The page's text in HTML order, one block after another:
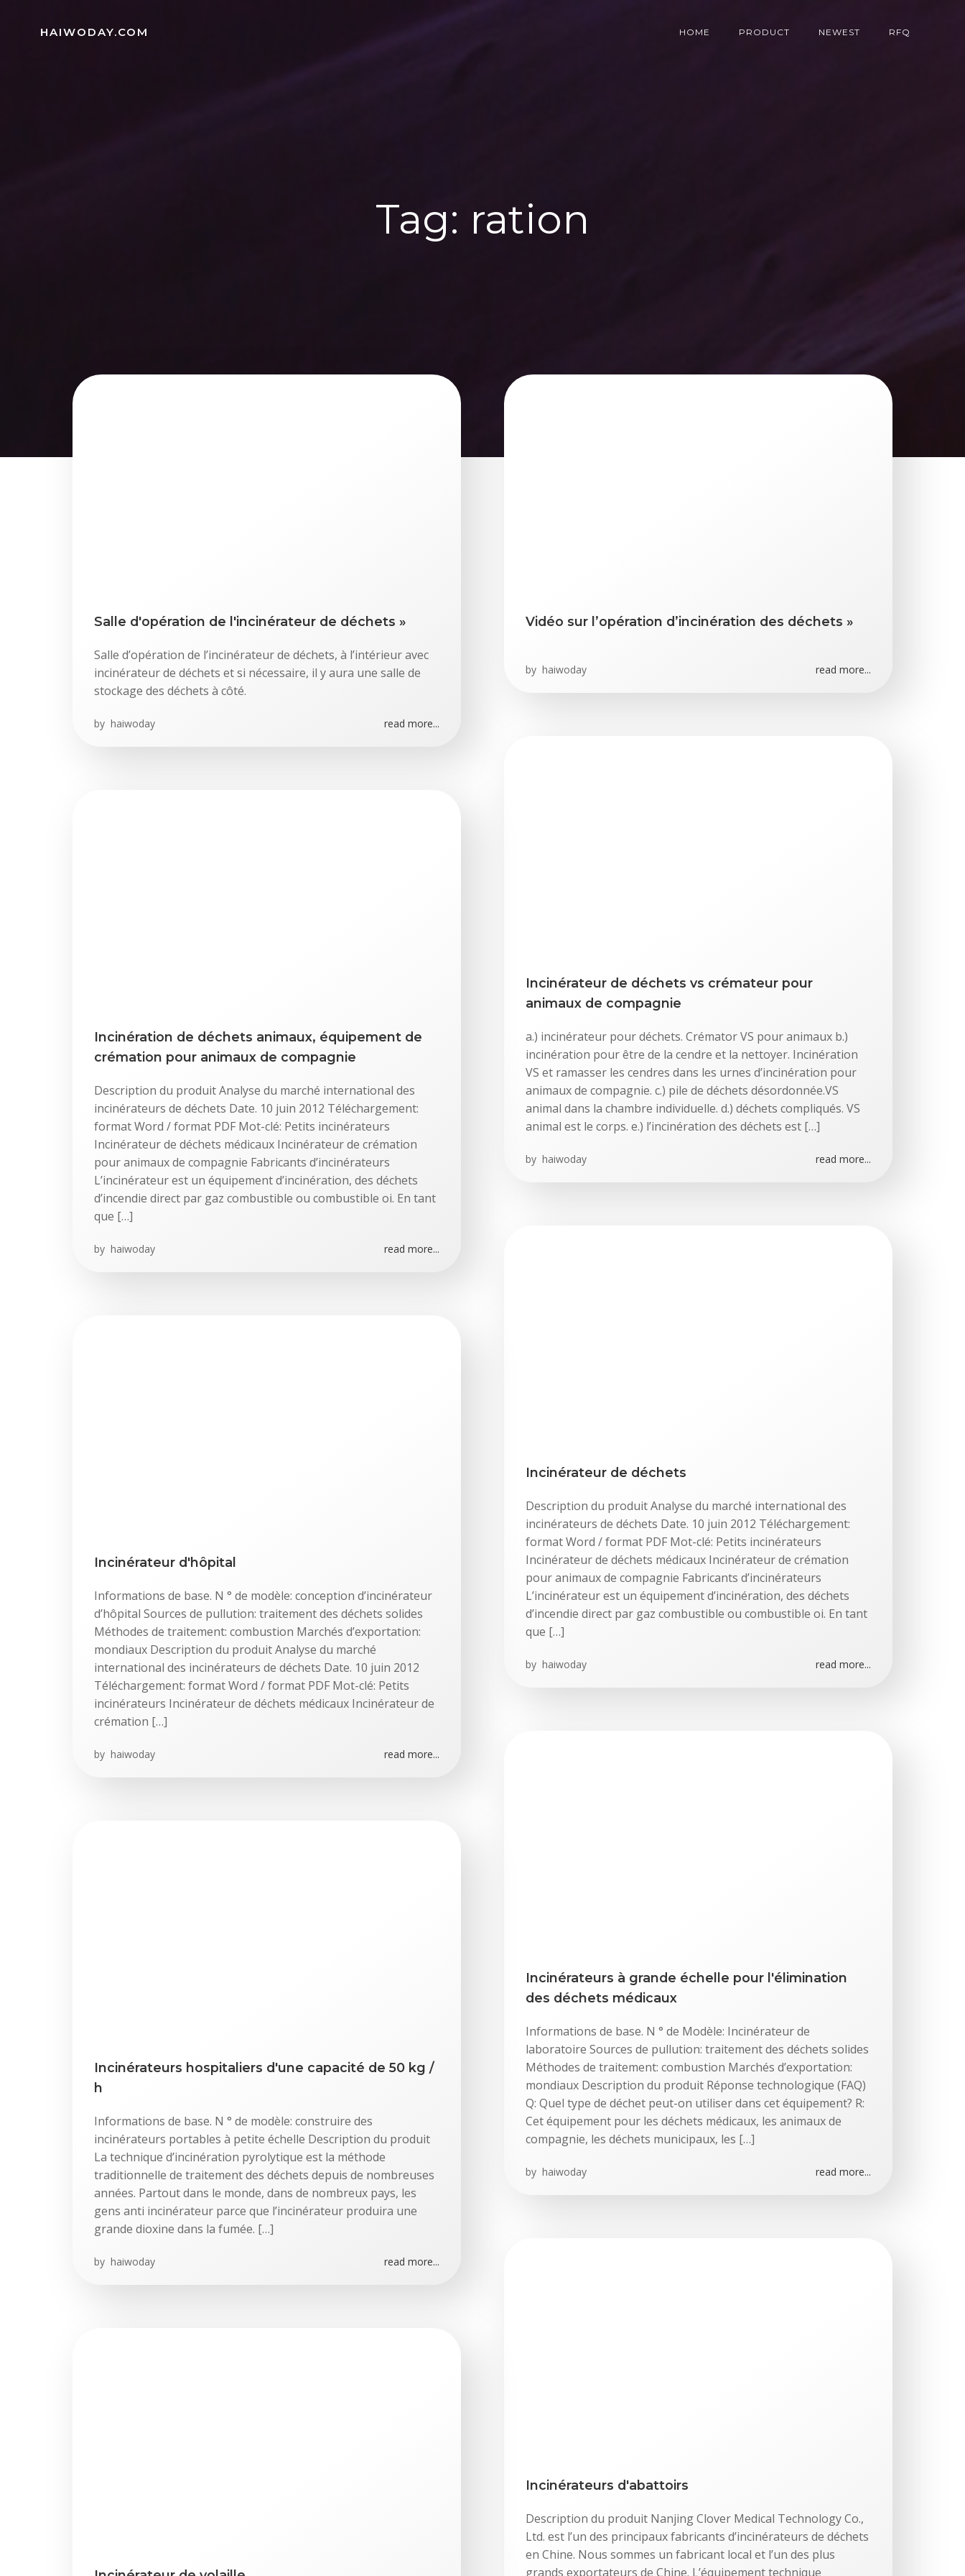
HAIWODAY.COM HOME PRODUCT NEWEST RFQ
Tag: ration
Salle d'opération de l'incinérateur de déchets »
Salle d’opération de l’incinérateur de déchets, à l’intérieur avec
incinérateur de déchets et si nécessaire, il y aura une salle de
stockage des déchets à côté.
by haiwoday read more...
Vidéo sur l’opération d’incinération des déchets »
by haiwoday read more...
Incinérateur de déchets vs crémateur pour
animaux de compagnie
a.) incinérateur pour déchets. Crémator VS pour animaux b.)
incinération pour être de la cendre et la nettoyer. Incinération
VS et ramasser les cendres dans les urnes d’incinération pour
animaux de compagnie. c.) pile de déchets désordonnée.VS
animal dans la chambre individuelle. d.) déchets compliqués. VS
animal est le corps. e.) l’incinération des déchets est […]
by haiwoday read more...
Incinération de déchets animaux, équipement de
crémation pour animaux de compagnie
Description du produit Analyse du marché international des
incinérateurs de déchets Date. 10 juin 2012 Téléchargement:
format Word / format PDF Mot-clé: Petits incinérateurs
Incinérateur de déchets médicaux Incinérateur de crémation
pour animaux de compagnie Fabricants d’incinérateurs
L’incinérateur est un équipement d’incinération, des déchets
d’incendie direct par gaz combustible ou combustible oi. En tant
que […]
by haiwoday read more...
Incinérateur de déchets
Description du produit Analyse du marché international des
incinérateurs de déchets Date. 10 juin 2012 Téléchargement:
format Word / format PDF Mot-clé: Petits incinérateurs
Incinérateur de déchets médicaux Incinérateur de crémation
pour animaux de compagnie Fabricants d’incinérateurs
L’incinérateur est un équipement d’incinération, des déchets
d’incendie direct par gaz combustible ou combustible oi. En tant
que […]
by haiwoday read more...
Incinérateur d'hôpital
Informations de base. N ° de modèle: conception d’incinérateur
d’hôpital Sources de pullution: traitement des déchets solides
Méthodes de traitement: combustion Marchés d’exportation:
mondiaux Description du produit Analyse du marché
international des incinérateurs de déchets Date. 10 juin 2012
Téléchargement: format Word / format PDF Mot-clé: Petits
incinérateurs Incinérateur de déchets médicaux Incinérateur de
crémation […]
by haiwoday read more...
Incinérateurs à grande échelle pour l'élimination
des déchets médicaux
Informations de base. N ° de Modèle: Incinérateur de
laboratoire Sources de pullution: traitement des déchets solides
Méthodes de traitement: combustion Marchés d’exportation:
mondiaux Description du produit Réponse technologique (FAQ)
Q: Quel type de déchet peut-on utiliser dans cet équipement? R:
Cet équipement pour les déchets médicaux, les animaux de
compagnie, les déchets municipaux, les […]
by haiwoday read more...
Incinérateurs hospitaliers d'une capacité de 50 kg /
h
Informations de base. N ° de modèle: construire des
incinérateurs portables à petite échelle Description du produit
La technique d’incinération pyrolytique est la méthode
traditionnelle de traitement des déchets depuis de nombreuses
années. Partout dans le monde, dans de nombreux pays, les
gens anti incinérateur parce que l’incinérateur produira une
grande dioxine dans la fumée. […]
by haiwoday read more...
Incinérateurs d'abattoirs
Description du produit Nanjing Clover Medical Technology Co.,
Ltd. est l’un des principaux fabricants d’incinérateurs de déchets
en Chine. Nous sommes un fabricant local et l’un des plus
grands exportateurs de Chine. L’équipement technique